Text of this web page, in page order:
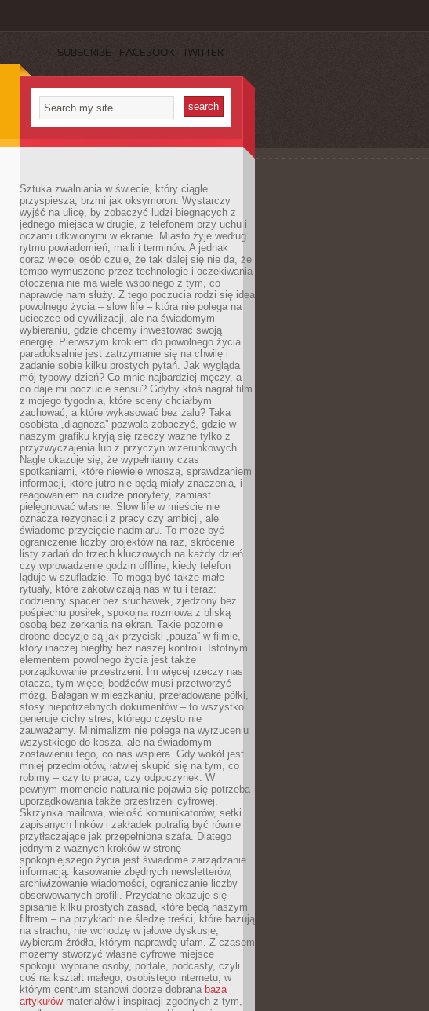
SUBSCRIBE FACEBOOK TWITTER
Sztuka zwalniania w świecie, który ciągle
przyspiesza, brzmi jak oksymoron. Wystarczy
wyjść na ulicę, by zobaczyć ludzi biegnących z
jednego miejsca w drugie, z telefonem przy uchu i
oczami utkwionymi w ekranie. Miasto żyje według
rytmu powiadomień, maili i terminów. A jednak
coraz więcej osób czuje, że tak dalej się nie da, że
tempo wymuszone przez technologie i oczekiwania
otoczenia nie ma wiele wspólnego z tym, co
naprawdę nam służy. Z tego poczucia rodzi się idea
powolnego życia – slow life – która nie polega na
ucieczce od cywilizacji, ale na świadomym
wybieraniu, gdzie chcemy inwestować swoją
energię. Pierwszym krokiem do powolnego życia
paradoksalnie jest zatrzymanie się na chwilę i
zadanie sobie kilku prostych pytań. Jak wygląda
mój typowy dzień? Co mnie najbardziej męczy, a
co daje mi poczucie sensu? Gdyby ktoś nagrał film
z mojego tygodnia, które sceny chciałbym
zachować, a które wykasować bez żalu? Taka
osobista „diagnoza” pozwala zobaczyć, gdzie w
naszym grafiku kryją się rzeczy ważne tylko z
przyzwyczajenia lub z przyczyn wizerunkowych.
Nagle okazuje się, że wypełniamy czas
spotkaniami, które niewiele wnoszą, sprawdzaniem
informacji, które jutro nie będą miały znaczenia, i
reagowaniem na cudze priorytety, zamiast
pielęgnować własne. Slow life w mieście nie
oznacza rezygnacji z pracy czy ambicji, ale
świadome przycięcie nadmiaru. To może być
ograniczenie liczby projektów na raz, skrócenie
listy zadań do trzech kluczowych na każdy dzień
czy wprowadzenie godzin offline, kiedy telefon
ląduje w szufladzie. To mogą być także małe
rytuały, które zakotwiczają nas w tu i teraz:
codzienny spacer bez słuchawek, zjedzony bez
pośpiechu posiłek, spokojna rozmowa z bliską
osobą bez zerkania na ekran. Takie pozornie
drobne decyzje są jak przyciski „pauza” w filmie,
który inaczej biegłby bez naszej kontroli. Istotnym
elementem powolnego życia jest także
porządkowanie przestrzeni. Im więcej rzeczy nas
otacza, tym więcej bodźców musi przetworzyć
mózg. Bałagan w mieszkaniu, przeładowane półki,
stosy niepotrzebnych dokumentów – to wszystko
generuje cichy stres, którego często nie
zauważamy. Minimalizm nie polega na wyrzuceniu
wszystkiego do kosza, ale na świadomym
zostawieniu tego, co nas wspiera. Gdy wokół jest
mniej przedmiotów, łatwiej skupić się na tym, co
robimy – czy to praca, czy odpoczynek. W
pewnym momencie naturalnie pojawia się potrzeba
uporządkowania także przestrzeni cyfrowej.
Skrzynka mailowa, wielość komunikatorów, setki
zapisanych linków i zakładek potrafią być równie
przytłaczające jak przepełniona szafa. Dlatego
jednym z ważnych kroków w stronę
spokojniejszego życia jest świadome zarządzanie
informacją: kasowanie zbędnych newsletterów,
archiwizowanie wiadomości, ograniczanie liczby
obserwowanych profili. Przydatne okazuje się
spisanie kilku prostych zasad, które będą naszym
filtrem – na przykład: nie śledzę treści, które bazują
na strachu, nie wchodzę w jałowe dyskusje,
wybieram źródła, którym naprawdę ufam. Z czasem
możemy stworzyć własne cyfrowe miejsce
spokoju: wybrane osoby, portale, podcasty, czyli
coś na kształt małego, osobistego internetu, w
którym centrum stanowi dobrze dobrana baza
artykułówmateriałów i inspiracji zgodnych z tym,